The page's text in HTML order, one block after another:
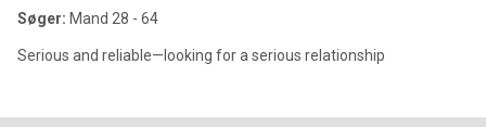
Søger: Mand 28 - 64
Serious and reliable—looking for a serious relationship